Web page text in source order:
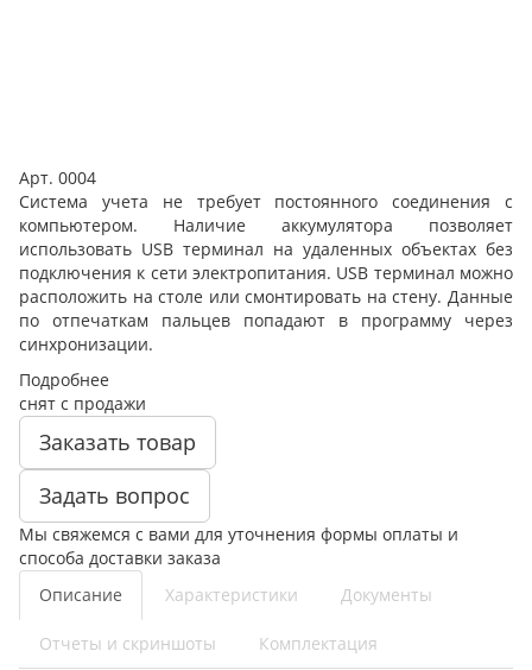
Арт. 0004
Система учета не требует постоянного соединения с
компьютером. Наличие аккумулятора позволяет
использовать USB терминал на удаленных объектах без
подключения к сети электропитания. USB терминал можно
расположить на столе или смонтировать на стену. Данные
по отпечаткам пальцев попадают в программу через
синхронизации.
Подробнее
снят с продажи
Заказать товар
Задать вопрос
Мы свяжемся с вами для уточнения формы оплаты и
способа доставки заказа
Описание
Характеристики Документы
Отчеты и скриншоты
Комплектация